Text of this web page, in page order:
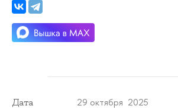
Дата 29 октября 2025